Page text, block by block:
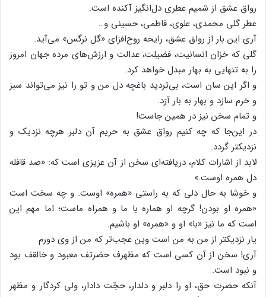
رواق‌ عشق‌ از شمیم‌ عطری‌ دل‌انگیز آکنده‌ است‌.
عطر گلی‌ محمدی‌، علوی‌، فاطمی‌، حسینی‌ و…
آری‌ این‌ بار از رواق‌ عشق‌، رایحه‌ روح‌افزای‌ «گل‌ نرگس‌» می‌آید.
گلی‌ که‌ خزان‌ انسانیت‌، فضیلت‌، عدالت‌ و ارزش‌های‌ مرده‌ جهان‌ امروز
را به‌ تنهایی‌ به‌ بهار مبدل‌ خواهد کرد.
و اگر این‌ سان‌ است‌، بی‌تردید باغچه‌ دل‌ من‌ و تو را نیز می‌تواند سبز
و خرم‌ سازد و بهار به‌ بار آرَد.
و تمام‌ سخن‌ نیز در همین‌ جاست‌!
در این‌جا که‌ چه‌ کنیم‌ رواق‌ عشق‌ به‌ حریم‌ آن‌ دلبر هرچه‌ نزدیک‌ و
نزدیکتر گردد.
لابد از اشارات‌ کلام‌، دریافته‌ای‌ سخن‌ از آن‌ عزیزی‌ است‌ که‌: «صد قافله‌
دل‌ همره‌ اوست‌.»
و خوشا به‌ حال‌ دلی‌ که‌ به‌ راستی‌ «همره‌» اوست‌. و چه‌ سخت‌ است‌
«همره‌ او بودن‌! گرچه‌ او هماره‌ با ما و همراه‌ ماست‌؛ اما مهم‌ این‌
است‌ که‌ ما نیز «با» او و «همره‌» او باشیم‌.
یار نزدیکتر از من‌ به‌ من‌ است‌ وین‌ عجب‌تر که‌ من‌ از وی‌ دورم‌
آری‌! سخن‌ از آن‌ کسی‌ است‌ که‌ مظهرف حضرتف معبود و خالقف بود
و نبود است‌.
آنکه‌ حضرت‌ حق‌، او را دلبر و دلدار، حجّت‌ دادار، ولی‌ کردگار و مظهر